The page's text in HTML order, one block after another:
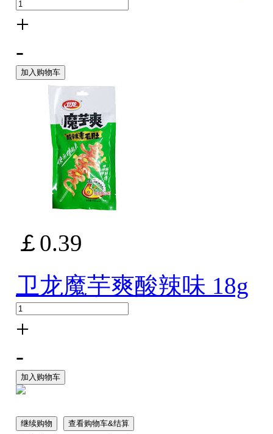
+
-
加入购物车
￡0.39
卫龙魔芋爽酸辣味 18g
+
-
加入购物车
继续购物 查看购物车&结算